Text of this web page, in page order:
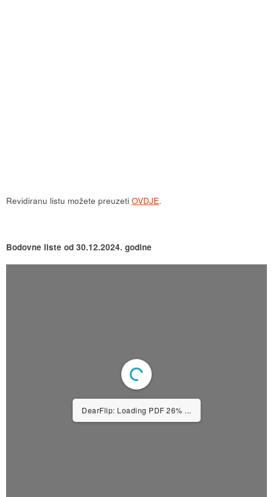
Revidiranu listu možete preuzeti OVDJE.
Bodovne liste od 30.12.2024. godine